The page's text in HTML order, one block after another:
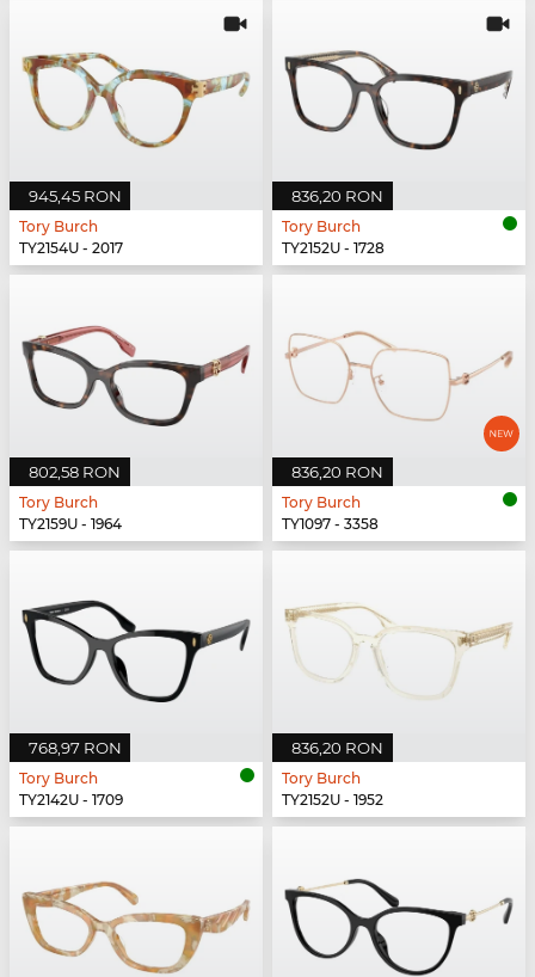
945,45 RON
Tory Burch
TY2154U - 2017
836,20 RON
Tory Burch
TY2152U - 1728
802,58 RON
Tory Burch
TY2159U - 1964
836,20 RON
Tory Burch
TY1097 - 3358
768,97 RON
Tory Burch
TY2142U - 1709
836,20 RON
Tory Burch
TY2152U - 1952